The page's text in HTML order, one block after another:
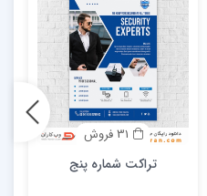
31 فروش
تراکت شماره پنج